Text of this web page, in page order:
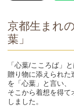
京都生まれ
葉」
「心葉/こころば」
贈り物に添えられた
を「心葉」と言い、
そこから着想を得て
しました。